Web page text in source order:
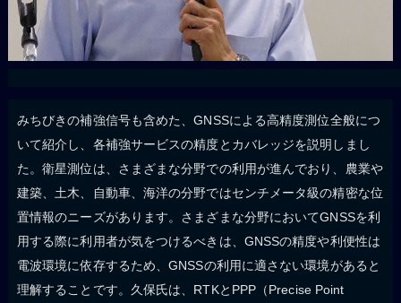
みちびきの補強信号も含めた、GNSSによる高精度測位全般につ
いて紹介し、各補強サービスの精度とカバレッジを説明しまし
た。衛星測位は、さまざまな分野での利用が進んでおり、農業や
建築、土木、自動車、海洋の分野ではセンチメータ級の精密な位
置情報のニーズがあります。さまざまな分野においてGNSSを利
用する際に利用者が気をつけるべきは、GNSSの精度や利便性は
電波環境に依存するため、GNSSの利用に適さない環境があると
理解することです。久保氏は、RTKとPPP（Precise Point